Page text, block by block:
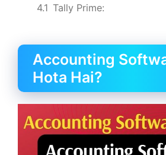
4.1 Tally Prime:
Accounting
Hota Hai?